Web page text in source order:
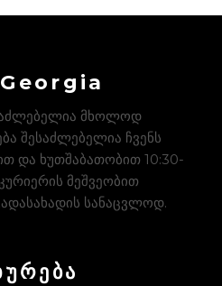
მხოლოდ
შესაძლებელია ჩვენს
და ხუთშაბათობით 10:30-
მეშვეობით
სანაცვლოდ.